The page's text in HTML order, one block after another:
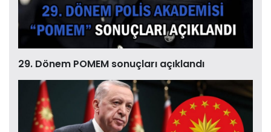
29. Dönem POMEM sonuçları açıklandı